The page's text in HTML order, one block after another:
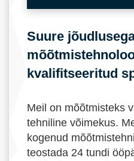
Suure
kvalifitseeritud
Meil on mõõtmisteks
tehniline võimekus.
kogenud
teostada 24 tundi